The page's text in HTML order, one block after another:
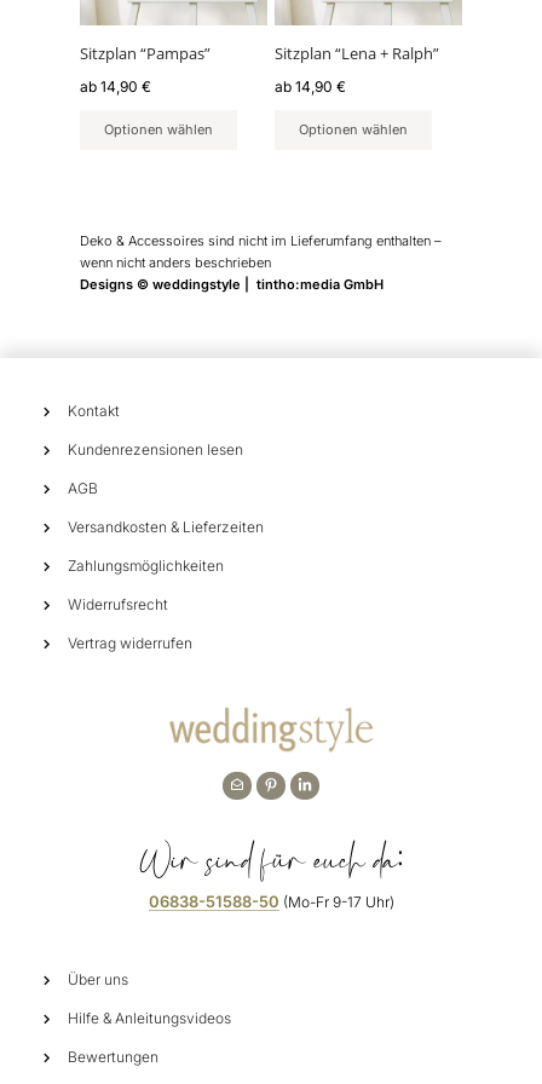
Sitzplan “Pampas”
ab 14,90 €
Optionen wählen
Optionen
können
auf
Produktseite
Sitzplan “Lena + Ralph”
ab14,90€
Optionen wählen
Optionen
können
auf
Produktseite
Deko & Accessoires sind nicht im Lieferumfang enthalten –
wenn nicht anders beschrieben
Designs © weddingstyle | tintho:media GmbH
Kontakt
Kundenrezensionen lesen
AGB
Versandkosten & Lieferzeiten
Zahlungsmöglichkeiten
Widerrufsrecht
Vertrag widerrufen
Wir sind für euch da:
06838-51588-50 (Mo-Fr 9-17 Uhr)
Über uns
Hilfe & Anleitungsvideos
Bewertungen